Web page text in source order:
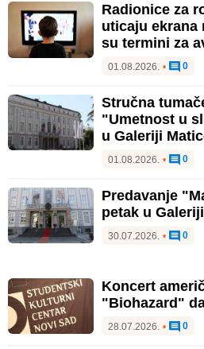
Radionice za
uticaju ekrana
su termini za
01.08.2026. • 0
Stručna
"Umetnost u
u Galeriji
01.08.2026. • 0
Predavanje
petak u
30.07.2026. • 0
Koncert
"Biohazard"
28.07.2026. • 0